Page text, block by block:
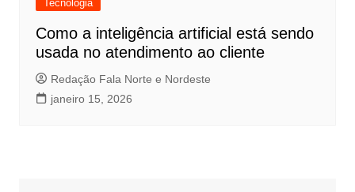
Tecnologia
Como a inteligência artificial está sendo
usada no atendimento ao cliente
Redação Fala Norte e Nordeste
janeiro 15, 2026